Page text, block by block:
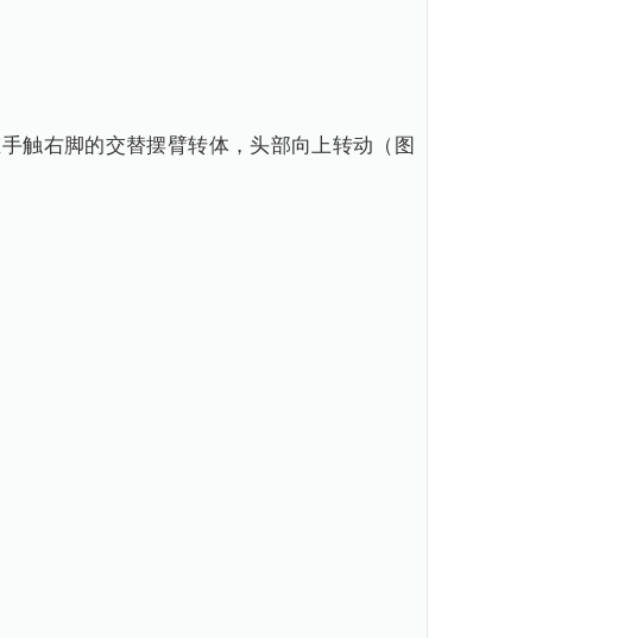
触右脚的交替摆臂转体，头部向上转动（图